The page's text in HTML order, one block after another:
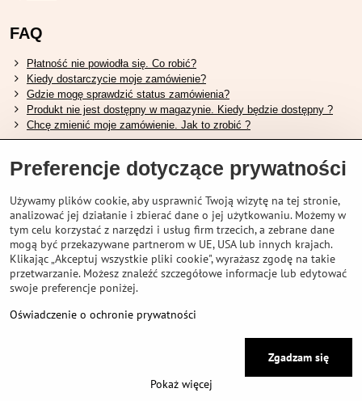
FAQ
Płatność nie powiodła się. Co robić?
Kiedy dostarczycie moje zamówienie?
Gdzie mogę sprawdzić status zamówienia?
Produkt nie jest dostępny w magazynie. Kiedy będzie dostępny ?
Chcę zmienić moje zamówienie. Jak to zrobić ?
Przydatne linki
Tabela rozmiarów butów Shimano.
Jak wybrać odpowiedni widelec amortyzowany.
Jak wybrać odpowiedni rozmiar kasku?
Przewodnik po akumulatorach Shimano.
Zrozumienie opon bezdętkowych Schwalbe
Preferencje dotyczące prywatności
Używamy plików cookie, aby usprawnić Twoją wizytę na tej stronie,
analizować jej działanie i zbierać dane o jej użytkowaniu. Możemy w
tym celu korzystać z narzędzi i usług firm trzecich, a zebrane dane
mogą być przekazywane partnerom w UE, USA lub innych krajach.
Klikając „Akceptuj wszystkie pliki cookie", wyrażasz zgodę na takie
przetwarzanie. Możesz znaleźć szczegółowe informacje lub edytować
swoje preferencje poniżej.
Oświadczenie o ochronie prywatności
Pokaż więcej
Zgadzam się